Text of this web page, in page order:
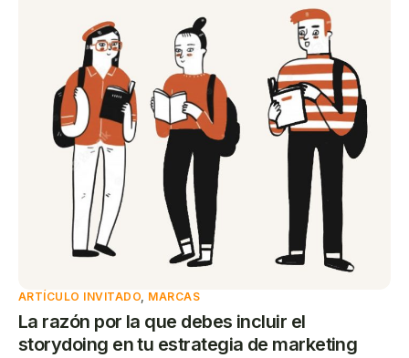
ARTÍCULO INVITADO MARCAS
La razón por la que debes incluir el
storydoing en tu estrategia de marketing